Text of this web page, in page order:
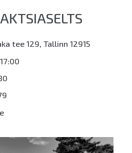
tee 129, Tallinn 12915